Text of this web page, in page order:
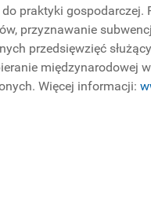
praktyki
przyznawanie
przedsięwzięć
międzynarodowej
Więcej informacji: